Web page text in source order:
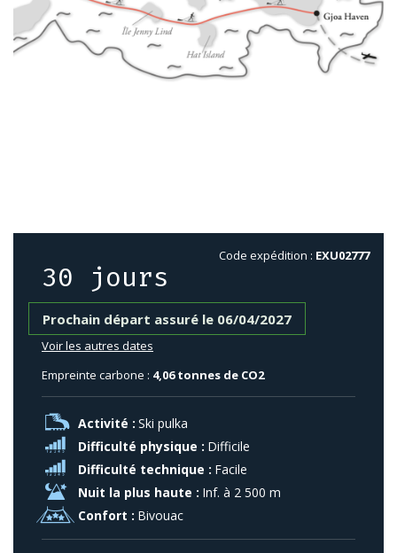
Code expédition : EXU02777
30 jours
Prochain départ assuré le 06/04/2027
Voir les autres dates
Empreinte carbone : 4,06 tonnes de CO2
Activité : Ski pulka
Difficulté physique : Difficile
Difficulté technique : Facile
Nuit la plus haute : Inf. à 2 500 m
Confort : Bivouac